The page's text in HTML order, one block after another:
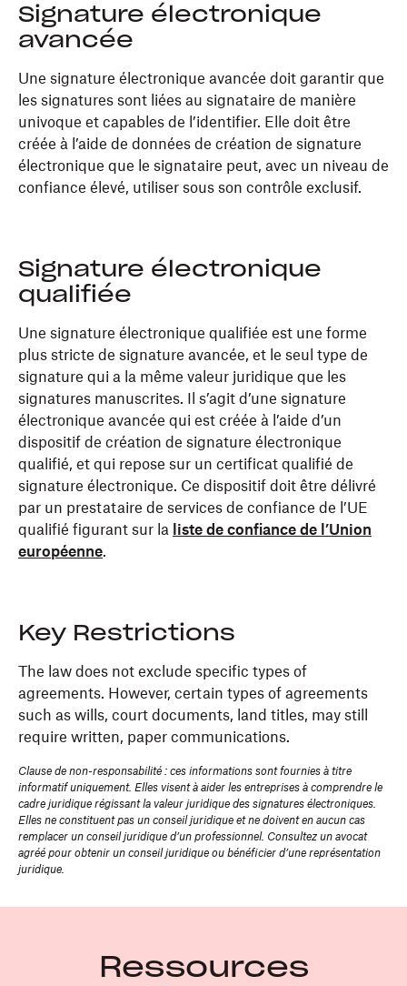
Signature électronique
avancée
Une signature électronique avancée doit garantir que
les signatures sont liées au signataire de manière
univoque et capables de l’identifier. Elle doit être
créée à l’aide de données de création de signature
électronique que le signataire peut, avec un niveau de
confiance élevé, utiliser sous son contrôle exclusif.
Signature électronique
qualifiée
Une signature électronique qualifiée est une forme
plus stricte de signature avancée, et le seul type de
signature qui a la même valeur juridique que les
signatures manuscrites. Il s’agit d’une signature
électronique avancée qui est créée à l’aide d’un
dispositif de création de signature électronique
qualifié, et qui repose sur un certificat qualifié de
signature électronique. Ce dispositif doit être délivré
par un prestataire de services de confiance de l’UE
qualifié figurant sur la
liste de confiance de l’Union
européenne.
Key Restrictions
The law does not exclude specific types of
agreements. However, certain types of agreements
such as wills, court documents, land titles, may still
require written, paper communications.
Clause de non-responsabilité : ces informations sont fournies à titre
informatif uniquement. Elles visent à aider les entreprises à comprendre le
cadre juridique régissant la valeur juridique des signatures électroniques.
Elles ne constituent pas un conseil juridique et ne doivent en aucun cas
remplacer un conseil juridique d’un professionnel. Consultez un avocat
agréé pour obtenir un conseil juridique ou bénéficier d’une représentation
juridique.
Ressources